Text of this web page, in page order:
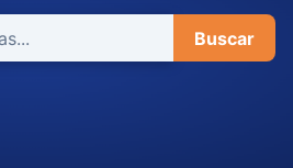
Buscar